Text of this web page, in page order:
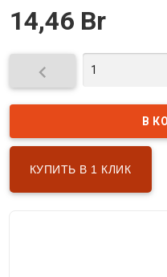
14,46 Br

КУПИТЬ В 1 КЛИК